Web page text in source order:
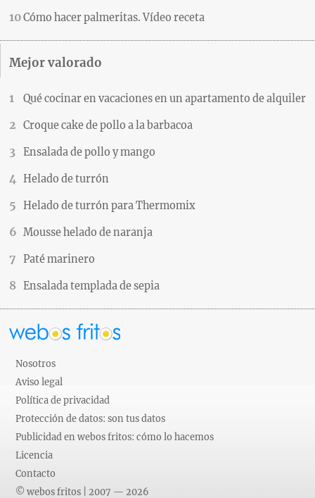
Cómo hacer palmeritas. Vídeo receta
Mejor valorado
Qué cocinar en vacaciones en un apartamento de alquiler
Croque cake de pollo a la barbacoa
Ensalada de pollo y mango
Helado de turrón
Helado de turrón para Thermomix
Mousse helado de naranja
Paté marinero
Ensalada templada de sepia
Nosotros
Aviso legal
Política de privacidad
Protección de datos: son tus datos
Publicidad en webos fritos: cómo lo hacemos
Licencia
Contacto
© webos fritos | 2007 — 2026